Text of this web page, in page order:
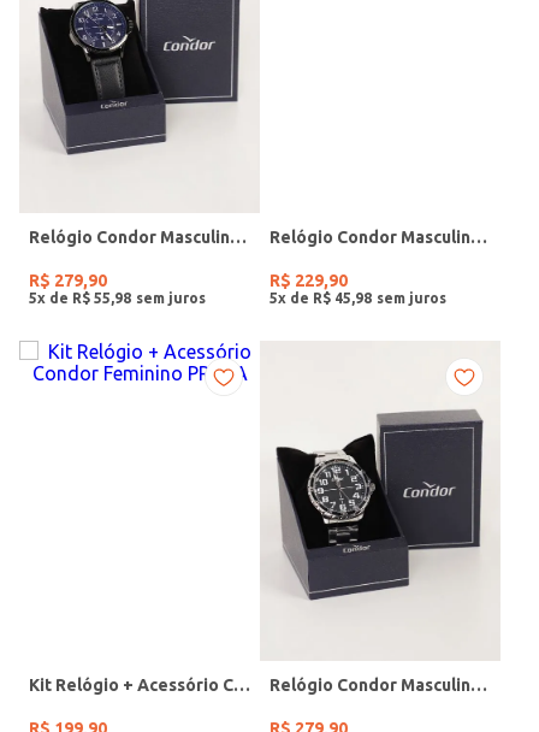
Relógio Condor Masculino PRETO
R$ 279,90
5x de R$ 55 98
Relógio Condor Masculino PRATA
R$ 229,90
5x de R$ 45 98
Kit Relógio + Acessório Condor Feminino PRATA
R$ 199,90
Relógio Condor Masculino PRATA
R$ 279,90